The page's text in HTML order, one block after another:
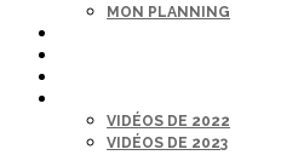
MON PLANNING
VIDÉOS DE 2022
VIDÉOS DE 2023